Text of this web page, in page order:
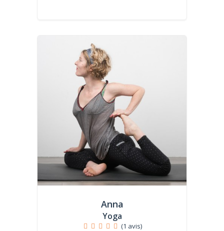
Anna
Yoga
(1 avis)